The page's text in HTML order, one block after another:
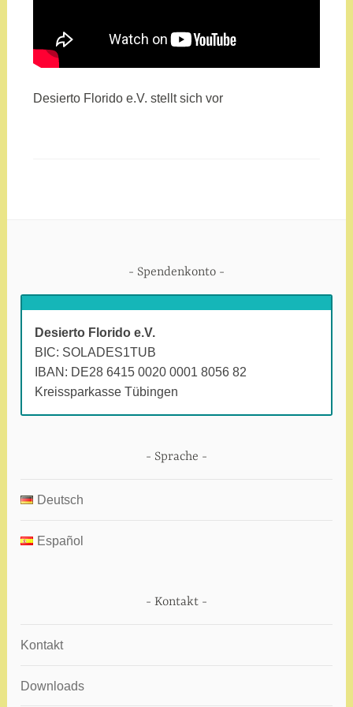
Desierto Florido e.V. stellt sich vor
Spendenkonto
Desierto Florido e.V.
BIC: SOLADES1TUB
IBAN: DE28 6415 0020 0001 8056 82
Kreissparkasse Tübingen
Sprache
Deutsch
Español
Kontakt
Kontakt
Downloads